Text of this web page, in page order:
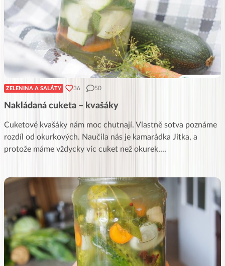
ZELENINA A SALÁTY 36 50
Nakládaná cuketa – kvašáky
Cuketové kvašáky nám moc chutnají. Vlastně sotva poznáme
rozdíl od okurkových. Naučila nás je kamarádka Jitka, a
protože máme vždycky víc cuket než okurek,...